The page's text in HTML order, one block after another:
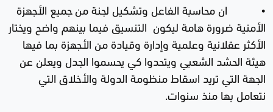
• ان محاسبة الفاعل وتشكيل لجنة من جميع الأجهزة
الأمنية ضرورة هامة ليكون التنسيق فيما بينهم واضح ويختار
الأكثر عقلانية وعلمية وإدارة وقيادة من الأجهزة بما فيها
هيئة الحشد الشعبي ويتحدوا كي يحسموا الجدل ويعلن عن
الجهة التي تريد اسقاط منظومة الدولة والأخلاق التي
نتعامل بها منذ سنوات.